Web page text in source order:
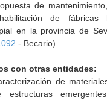
de
de fábricas
en la provincia de
- Becario)
con otras entidades:
de
estructuras